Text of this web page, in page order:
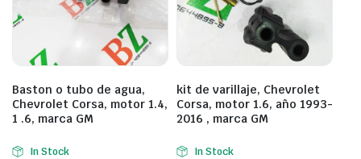
Baston o tubo de agua,
Chevrolet Corsa, motor 1.4,
1 .6, marca GM
In Stock
kit de varillaje, Chevrolet
Corsa, motor 1.6, año 1993-
2016 , marca GM
In Stock